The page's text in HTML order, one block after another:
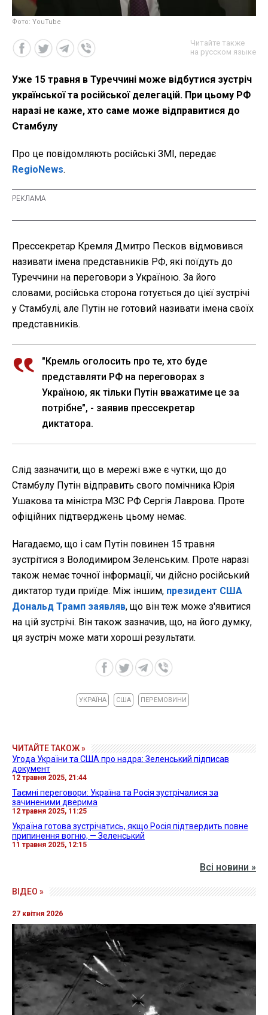
Фото: YouTube
Читайте также
на русском языке
Уже 15 травня в Туреччині може відбутися зустріч
української та російської делегацій. При цьому РФ
наразі не каже, хто саме може відправитися до
Стамбулу
Про це повідомляють російські ЗМІ, передає
RegioNews.
Прессекретар Кремля Дмитро Песков відмовився
називати імена представників РФ, які поїдуть до
Туреччини на переговори з Україною. За його
словами, російська сторона готується до цієї зустрічі
у Стамбулі, але Путін не готовий називати імена своїх
представників.
"Кремль оголосить про те, хто буде
представляти РФ на переговорах з
Україною, як тільки Путін вважатиме це за
потрібне", - заявив прессекретар
диктатора.
Слід зазначити, що в мережі вже є чутки, що до
Стамбулу Путін відправить свого помічника Юрія
Ушакова та міністра МЗС РФ Сергія Лаврова. Проте
офіційних підтверджень цьому немає.
Нагадаємо, що і сам Путін повинен 15 травня
зустрітися з Володимиром Зеленським. Проте наразі
також немає точної інформації, чи дійсно російський
диктатор туди приїде. Між іншим, президент США
Дональд Трамп заявляв, що він теж може з'явитися
на цій зустрічі. Він також зазначив, що, на його думку,
ця зустріч може мати хороші результати.
УКРАЇНА США ПЕРЕМОВИНИ
ЧИТАЙТЕ ТАКОЖ »
Угода України та США про надра: Зеленський підписав
документ
12 травня 2025, 21:44
Таємні переговори: Україна та Росія зустрічалися за
зачиненими дверима
12 травня 2025, 11:25
Україна готова зустрічатись, якщо Росія підтвердить повне
припинення вогню, — Зеленський
11 травня 2025, 12:15
Всі новини »
ВІДЕО »
27 квітня 2026